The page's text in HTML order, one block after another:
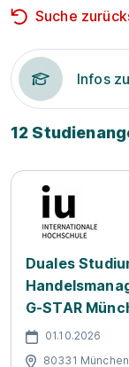
Suche
Infos
12
Duales
G-STAR
01.10.2026
80331 München